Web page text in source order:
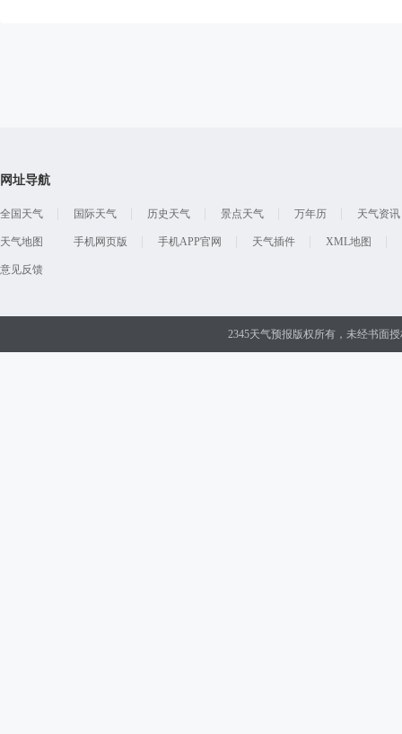
网址导航
全国天气 国际天气 历史天气 景点天气 万年历 天气资讯
天气地图 手机网页版 手机APP官网 天气插件 XML地图
意见反馈
2345天气预报版权所有，未经书面